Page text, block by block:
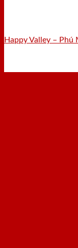
Happy Valley – Phú